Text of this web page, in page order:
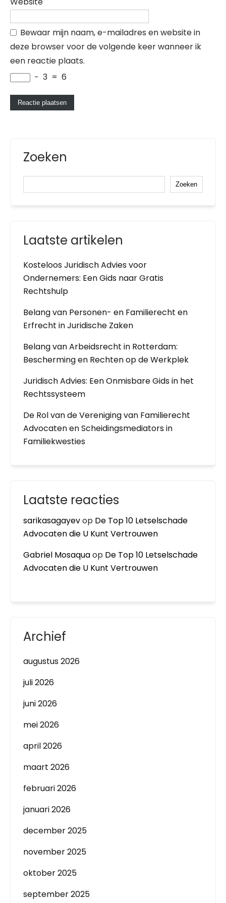
Bewaar mijn naam, e-mailadres en website in
deze browser voor de volgende keer wanneer ik
een reactie plaats.
− 3 = 6
Zoeken
Zoeken
Laatste artikelen
Kosteloos Juridisch Advies voor
Ondernemers: Een Gids naar Gratis
Rechtshulp
Belang van Personen- en Familierecht en
Erfrecht in Juridische Zaken
Belang van Arbeidsrecht in Rotterdam:
Bescherming en Rechten op de Werkplek
Juridisch Advies: Een Onmisbare Gids in het
Rechtssysteem
De Rol van de Vereniging van Familierecht
Advocaten en Scheidingsmediators in
Familiekwesties
Laatste reacties
sarikasagayevop De Top 10 Letselschade
Advocaten die U Kunt Vertrouwen
Gabriel Mosaquaop De Top 10 Letselschade
Advocaten die U Kunt Vertrouwen
Archief
augustus 2026
juli 2026
juni 2026
mei 2026
april 2026
maart 2026
februari 2026
januari 2026
december 2025
november 2025
oktober 2025
september 2025